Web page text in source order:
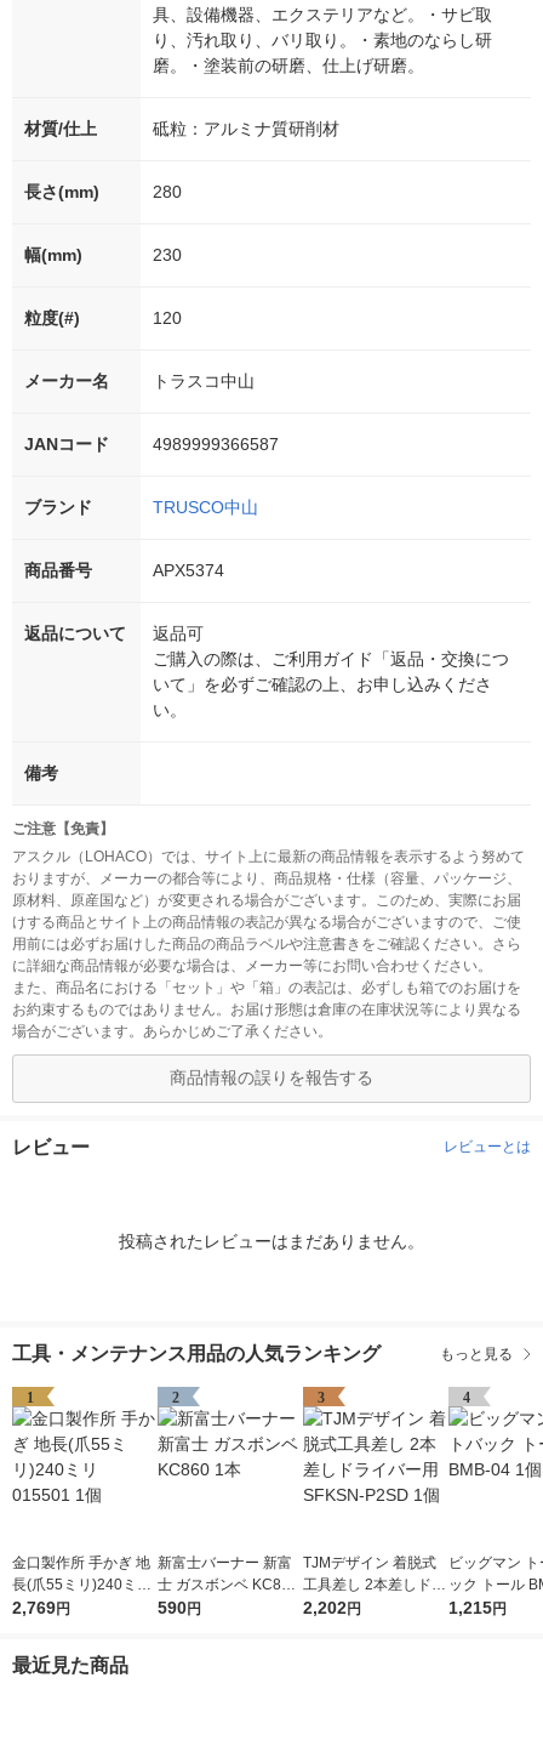
具、設備機器、エクステリアなど。・サビ取
り、汚れ取り、バリ取り。・素地のならし研
磨。・塗装前の研磨、仕上げ研磨。
材質/仕上 砥粒：アルミナ質研削材
長さ(mm) 280
幅(mm) 230
粒度(#) 120
メーカー名 トラスコ中山
JANコード 4989999366587
ブランド TRUSCO中山
商品番号 APX5374
返品について
返品可
ご購入の際は、ご利用ガイド「返品・交換につ
いて」を必ずご確認の上、お申し込みくださ
い。
備考
ご注意【免責】
アスクル（LOHACO）では、サイト上に最新の商品情報を表示するよう努めて
おりますが、メーカーの都合等により、商品規格・仕様（容量、パッケージ、
原材料、原産国など）が変更される場合がございます。このため、実際にお届
けする商品とサイト上の商品情報の表記が異なる場合がございますので、ご使
用前には必ずお届けした商品の商品ラベルや注意書きをご確認ください。さら
に詳細な商品情報が必要な場合は、メーカー等にお問い合わせください。
また、商品名における「セット」や「箱」の表記は、必ずしも箱でのお届けを
お約束するものではありません。お届け形態は倉庫の在庫状況等により異なる
場合がございます。あらかじめご了承ください。
商品情報の誤りを報告する
レビュー レビューとは
投稿されたレビューはまだありません。
工具・メンテナンス用品の人気ランキング もっと見る
1
金口製作所 手かぎ 地
長(爪55ミリ)240ミリ
015501 1個
2,769円
2
新富士バーナー 新富
士 ガスボンベ KC860
1本
590円
3
TJMデザイン 着脱式
工具差し 2本差しドラ
イバー用 SFKSN-P2S
2,202円
4
ビッグマン
ック トール
個
1,215円
最近見た商品